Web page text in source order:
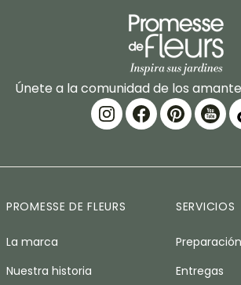
Únete a la comunidad de los
PROMESSE DE FLEURS
La marca
Nuestra historia
SERVICIOS
Entregas